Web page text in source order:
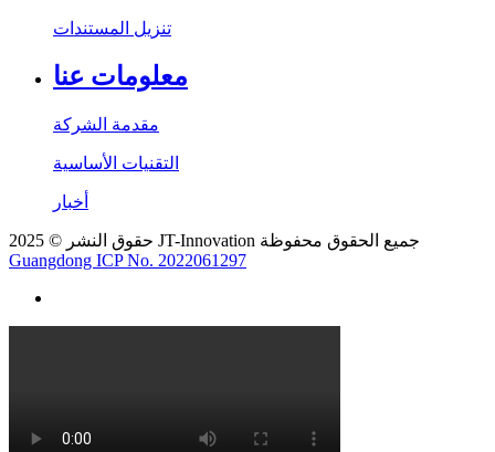
تنزيل المستندات
معلومات عنا
مقدمة الشركة
التقنيات الأساسية
أخبار
حقوق النشر © 2025 JT-Innovation جميع الحقوق محفوظة
Guangdong ICP No. 2022061297